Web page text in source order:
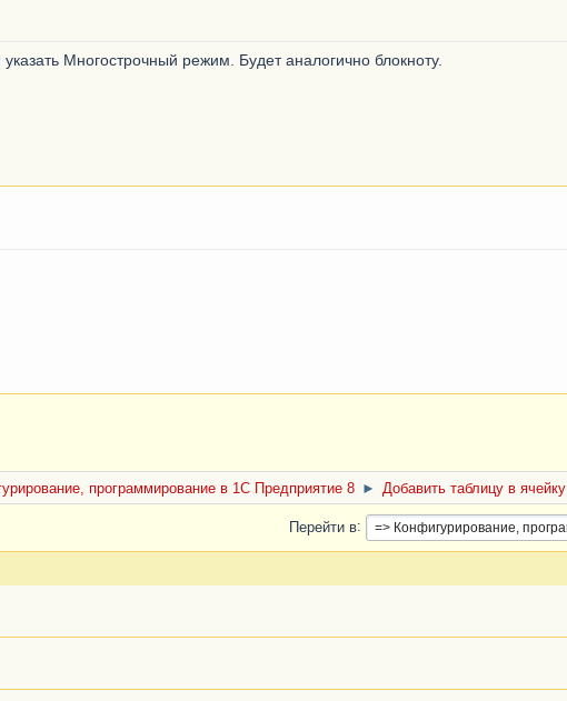
указать Многострочный режим. Будет аналогично блокноту.
программирование в 1С Предприятие 8 ► Добавить таблицу в ячейку
Перейти в